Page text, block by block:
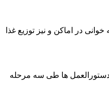
در اماکن و نیز توزیع غذا
دستورالعمل ها طی سه مرحله